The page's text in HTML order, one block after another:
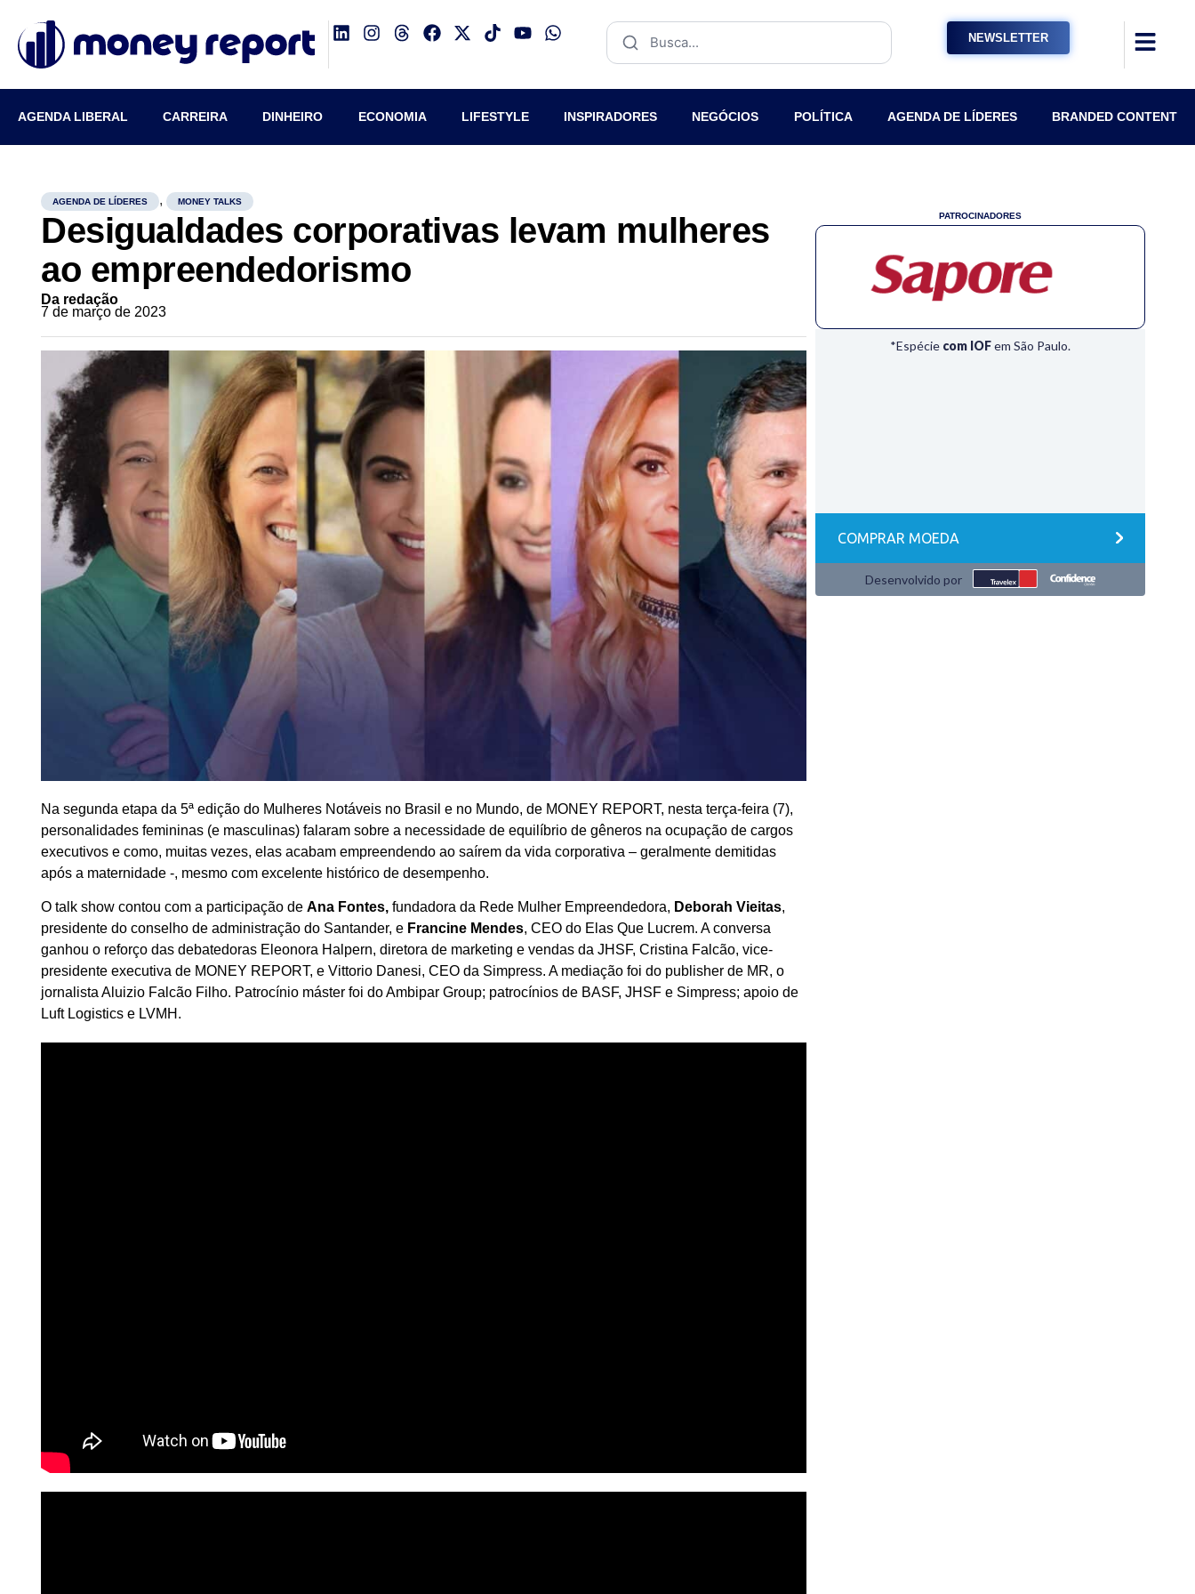
NEWSLETTER
AGENDA LIBERAL CARREIRA DINHEIRO ECONOMIA LIFESTYLE INSPIRADORES NEGÓCIOS POLÍTICA AGENDA DE LÍDERES BRANDED CONTENT
AGENDA DE LÍDERES , MONEY TALKS
Desigualdades corporativas levam mulheres
ao empreendedorismo
Da redação
7 de março de 2023
Na segunda etapa da 5ª edição do Mulheres Notáveis no Brasil e no Mundo, de MONEY REPORT, nesta terça-feira (7),
personalidades femininas (e masculinas) falaram sobre a necessidade de equilíbrio de gêneros na ocupação de cargos
executivos e como, muitas vezes, elas acabam empreendendo ao saírem da vida corporativa – geralmente demitidas
após a maternidade -, mesmo com excelente histórico de desempenho.
O talk show contou com a participação deAna Fontes, fundadora da Rede Mulher Empreendedora, Deborah Vieitas,
presidente do conselho de administração do Santander, e Francine Mendes, CEO do Elas Que Lucrem. A conversa
ganhou o reforço das debatedoras Eleonora Halpern, diretora de marketing e vendas da JHSF, Cristina Falcão, vice-
presidente executiva de MONEY REPORT, e Vittorio Danesi, CEO da Simpress. A mediação foi do publisher de MR, o
jornalista Aluizio Falcão Filho. Patrocínio máster foi do Ambipar Group; patrocínios de BASF, JHSF e Simpress; apoio de
Luft Logistics e LVMH.
PATROCINADORES